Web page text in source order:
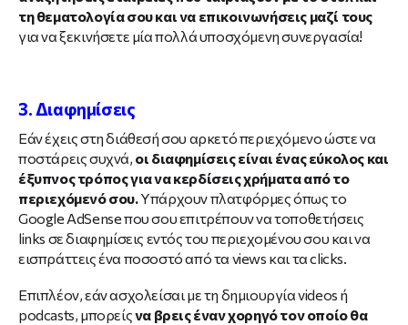
τη θεματολογία σου και να επικοινωνήσεις μαζί τους
για να ξεκινήσετε μία πολλά υποσχόμενη συνεργασία!
3. Διαφημίσεις
Εάν έχεις στη διάθεσή σου αρκετό περιεχόμενο ώστε να
ποστάρεις συχνά, οι διαφημίσεις είναι ένας εύκολος και
έξυπνος τρόπος για να κερδίσεις χρήματα από το
περιεχόμενό σου.Υπάρχουν πλατφόρμες όπως το
Google AdSense που σου επιτρέπουν να τοποθετήσεις
links σε διαφημίσεις εντός του περιεχομένου σου και να
εισπράττεις ένα ποσοστό από τα views και τα clicks.
Επιπλέον, εάν ασχολείσαι με τη δημιουργία videos ή
podcasts, μπορείςνα βρεις έναν χορηγό τον οποίο θα